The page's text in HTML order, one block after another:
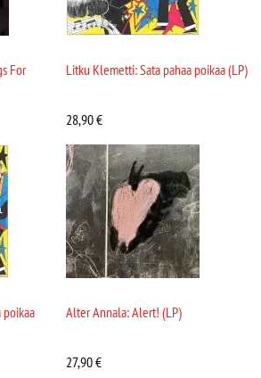
For
Litku Klemetti: Sata pahaa poikaa (LP)
28,90€
Alter Annala: Alert! (LP)
27,90€